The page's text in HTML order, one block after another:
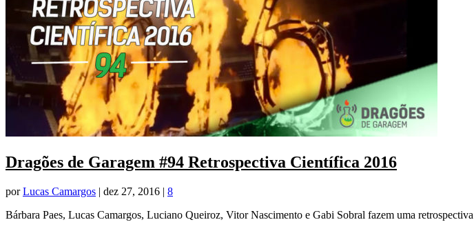
Dragões de Garagem #94 Retrospectiva Científica 2016
porLucas Camargos | dez 27, 2016 | 8
Bárbara Paes, Lucas Camargos, Luciano Queiroz, Vitor Nascimento e Gabi Sobral fazem uma